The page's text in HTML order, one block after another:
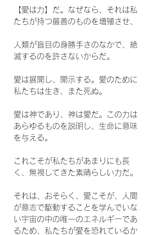
【愛は力】だ。なぜなら、それは私
たちが持つ最善のものを増殖させ、
人類が盲目の身勝手さのなかで、絶
滅するのを許さないからだ。
愛は展開し、開示する。愛のために
私たちは生き、また死ぬ。
愛は神であり、神は愛だ。この力は
あらゆるものを説明し、生命に意味
を与える。
これこそが私たちがあまりにも長
く、無視してきた素晴らしい力だ。
それは、おそらく、愛こそが、人間
が意志で駆動することを学んでいな
い宇宙の中の唯一のエネルギーであ
るため、私たちが愛を恐れているか